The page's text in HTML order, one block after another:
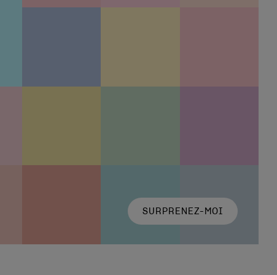
SURPRENEZ-MOI